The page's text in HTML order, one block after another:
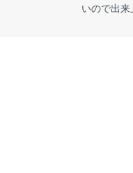
いので出来